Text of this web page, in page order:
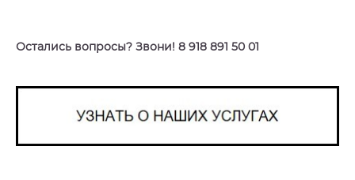
Остались вопросы? Звони! 8 918 891 50 01